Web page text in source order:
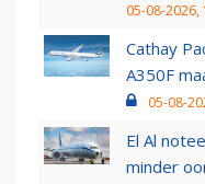
05-08-2026,
Cathay
A350F
05-08-
El Al
minder